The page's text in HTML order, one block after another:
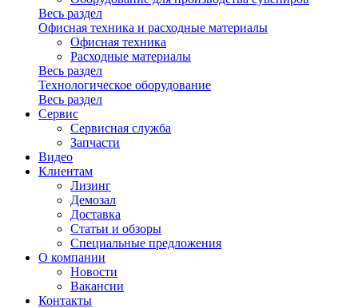
Весь раздел
Офисная техника и расходные материалы
Офисная техника
Расходные материалы
Весь раздел
Технологическое оборудование
Весь раздел
Сервис
Сервисная служба
Запчасти
Видео
Клиентам
Лизинг
Демозал
Доставка
Статьи и обзоры
Специальные предложения
О компании
Новости
Вакансии
Контакты